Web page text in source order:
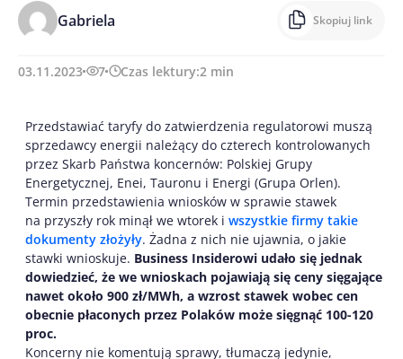
Gabriela Skopiuj link
03.11.2023 7 Czas lektury:2 min
Przedstawiać taryfy do zatwierdzenia regulatorowi muszą
sprzedawcy energii należący do czterech kontrolowanych
przez Skarb Państwa koncernów: Polskiej Grupy
Energetycznej, Enei, Tauronu i Energi (Grupa Orlen).
Termin przedstawienia wniosków w sprawie stawek
na przyszły rok minął we wtorek i wszystkie firmy takie
dokumenty złożyły. Żadna z nich nie ujawnia, o jakie
stawki wnioskuje. Business Insiderowi udało się jednak
dowiedzieć, że we wnioskach pojawiają się ceny sięgające
nawet około 900 zł/MWh, a wzrost stawek wobec cen
obecnie płaconych przez Polaków może sięgnąć 100-120
proc.
Koncerny nie komentują sprawy, tłumaczą jedynie,